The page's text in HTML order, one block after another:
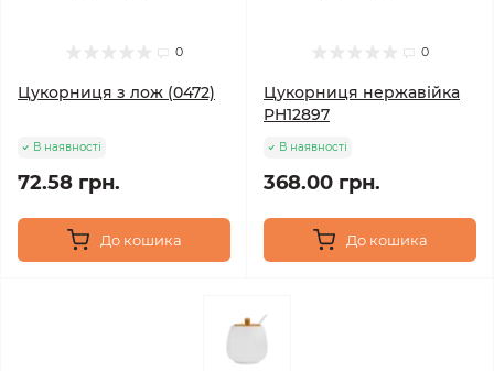
0
Цукорниця з лож (0472)
В наявності
72.58 грн.
До кошика
0
Цукорниця нержавійка
PH12897
В наявності
368.00 грн.
До кошика